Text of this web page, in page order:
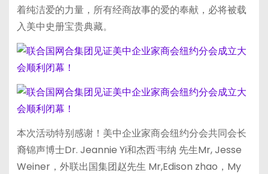
着纯洁爱的力量，所有经商故事的爱的奉献，必将被载
入美中史册宝贵典藏。
本次活动特别感谢！美中企业家商会纽约分会共同会长
裔锦声博士Dr. Jeannie Yi和杰西·韦纳 先生Mr, Jesse
Weiner，外联出国集团赵先生 Mr,Edison zhao，My